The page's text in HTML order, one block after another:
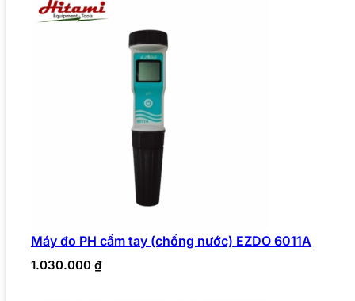
Máy đo PH cầm tay (chống nước) EZDO 6011A
1.030.000 ₫